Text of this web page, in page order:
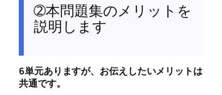
➁本問題集のメリットを
説明します
6単元ありますが、お伝えしたいメリットは
共通です。